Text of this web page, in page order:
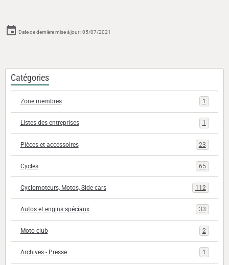
Date de dernière mise à jour : 05/07/2021
Catégories
Zone membres 1
Listes des entreprises 1
Pièces et accessoires 23
Cycles 65
Cyclomoteurs, Motos, Side cars 112
Autos et engins spéciaux 33
Moto club 2
Archives - Presse 1